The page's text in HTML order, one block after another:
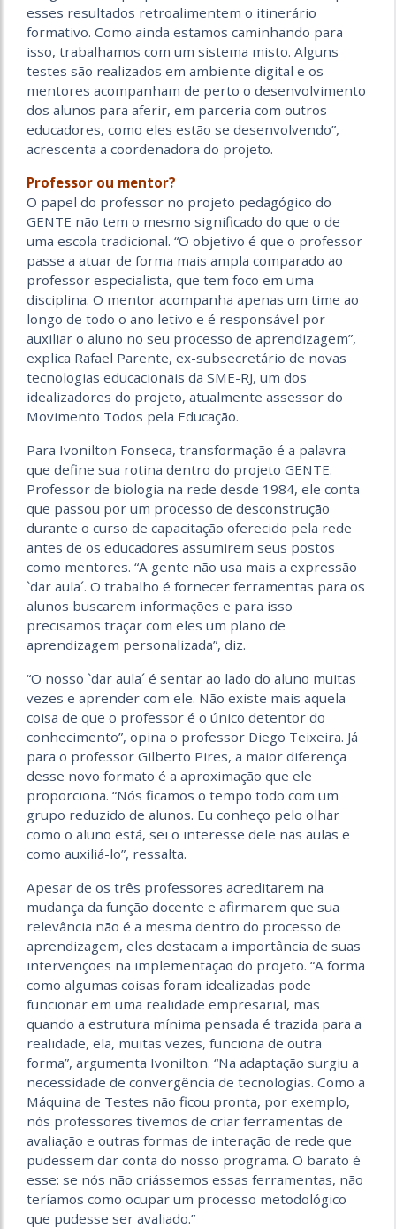
esses resultados retroalimentem o itinerário
formativo. Como ainda estamos caminhando para
isso, trabalhamos com um sistema misto. Alguns
testes são realizados em ambiente digital e os
mentores acompanham de perto o desenvolvimento
dos alunos para aferir, em parceria com outros
educadores, como eles estão se desenvolvendo”,
acrescenta a coordenadora do projeto.
Professor ou mentor?
O papel do professor no projeto pedagógico do
GENTE não tem o mesmo significado do que o de
uma escola tradicional. “O objetivo é que o professor
passe a atuar de forma mais ampla comparado ao
professor especialista, que tem foco em uma
disciplina. O mentor acompanha apenas um time ao
longo de todo o ano letivo e é responsável por
auxiliar o aluno no seu processo de aprendizagem”,
explica Rafael Parente, ex-subsecretário de novas
tecnologias educacionais da SME-RJ, um dos
idealizadores do projeto, atualmente assessor do
Movimento Todos pela Educação.
Para Ivonilton Fonseca, transformação é a palavra
que define sua rotina dentro do projeto GENTE.
Professor de biologia na rede desde 1984, ele conta
que passou por um processo de desconstrução
durante o curso de capacitação oferecido pela rede
antes de os educadores assumirem seus postos
como mentores. “A gente não usa mais a expressão
`dar aula´. O trabalho é fornecer ferramentas para os
alunos buscarem informações e para isso
precisamos traçar com eles um plano de
aprendizagem personalizada”, diz.
“O nosso `dar aula´ é sentar ao lado do aluno muitas
vezes e aprender com ele. Não existe mais aquela
coisa de que o professor é o único detentor do
conhecimento”, opina o professor Diego Teixeira. Já
para o professor Gilberto Pires, a maior diferença
desse novo formato é a aproximação que ele
proporciona. “Nós ficamos o tempo todo com um
grupo reduzido de alunos. Eu conheço pelo olhar
como o aluno está, sei o interesse dele nas aulas e
como auxiliá-lo”, ressalta.
Apesar de os três professores acreditarem na
mudança da função docente e afirmarem que sua
relevância não é a mesma dentro do processo de
aprendizagem, eles destacam a importância de suas
intervenções na implementação do projeto. “A forma
como algumas coisas foram idealizadas pode
funcionar em uma realidade empresarial, mas
quando a estrutura mínima pensada é trazida para a
realidade, ela, muitas vezes, funciona de outra
forma”, argumenta Ivonilton. “Na adaptação surgiu a
necessidade de convergência de tecnologias. Como a
Máquina de Testes não ficou pronta, por exemplo,
nós professores tivemos de criar ferramentas de
avaliação e outras formas de interação de rede que
pudessem dar conta do nosso programa. O barato é
esse: se nós não criássemos essas ferramentas, não
teríamos como ocupar um processo metodológico
que pudesse ser avaliado.”